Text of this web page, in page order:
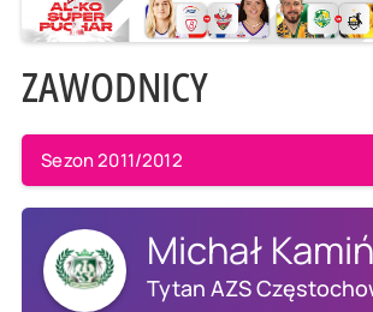
ZAWODNICY
Sezon 2011/2012
Michał
Tytan AZS